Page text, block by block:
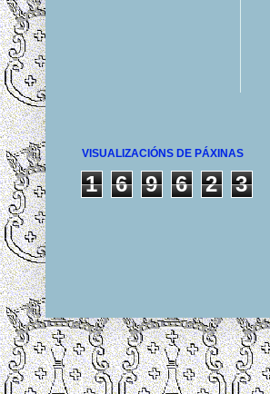
VISUALIZACIÓNS DE PÁXINAS
1 6 9 6 2 3